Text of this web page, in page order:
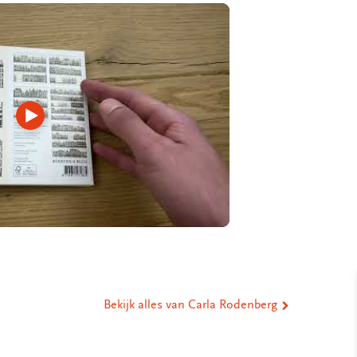
Video
afspelen
Bekijk alles van Carla Rodenberg